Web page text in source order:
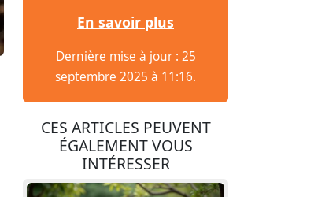
En savoir plus
Dernière mise à jour : 25
septembre 2025 à 11:16.
CES ARTICLES PEUVENT
ÉGALEMENT VOUS
INTÉRESSER